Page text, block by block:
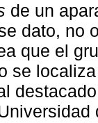
de un
dato, no
que el
se